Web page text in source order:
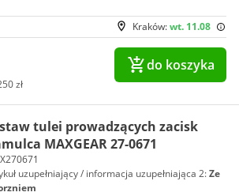
Kraków:wt. 11.08
zł
do koszyka
tulei prowadzących zacisk
MAXGEAR 27-0671
uzupełniający / informacja uzupełniająca 2:Ze